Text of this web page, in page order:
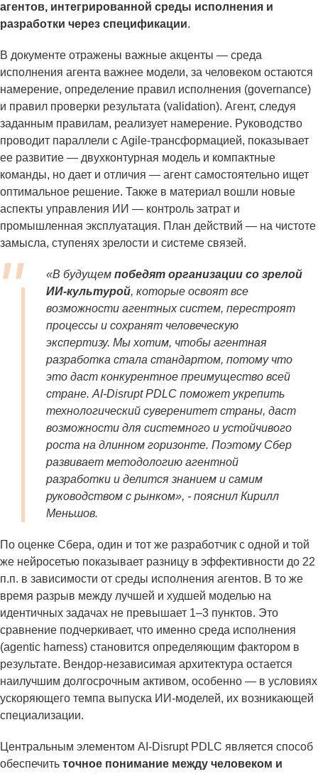
агентов, интегрированной среды исполнения и
разработки через спецификации.
В документе отражены важные акценты — среда
исполнения агента важнее модели, за человеком остаются
намерение, определение правил исполнения (governance)
и правил проверки результата (validation). Агент, следуя
заданным правилам, реализует намерение. Руководство
проводит параллели с Agile-трансформацией, показывает
ее развитие — двухконтурная модель и компактные
команды, но дает и отличия — агент самостоятельно ищет
оптимальное решение. Также в материал вошли новые
аспекты управления ИИ — контроль затрат и
промышленная эксплуатация. План действий — на чистоте
замысла, ступенях зрелости и системе связей.
«В будущем победят организации со зрелой
ИИ-культурой, которые освоят все
возможности агентных систем, перестроят
процессы и сохранят человеческую
экспертизу. Мы хотим, чтобы агентная
разработка стала стандартом, потому что
это даст конкурентное преимущество всей
стране. AI-Disrupt PDLC поможет укрепить
технологический суверенитет страны, даст
возможности для системного и устойчивого
роста на длинном горизонте. Поэтому Сбер
развивает методологию агентной
разработки и делится знанием и самим
руководством с рынком», - пояснил Кирилл
Меньшов.
По оценке Сбера, один и тот же разработчик с одной и той
же нейросетью показывает разницу в эффективности до 22
п.п. в зависимости от среды исполнения агентов. В то же
время разрыв между лучшей и худшей моделью на
идентичных задачах не превышает 1–3 пунктов. Это
сравнение подчеркивает, что именно среда исполнения
(agentic harness) становится определяющим фактором в
результате. Вендор-независимая архитектура остается
наилучшим долгосрочным активом, особенно — в условиях
ускоряющего темпа выпуска ИИ-моделей, их возникающей
специализации.
Центральным элементом AI-Disrupt PDLC является способ
обеспечить точное понимание между человеком и